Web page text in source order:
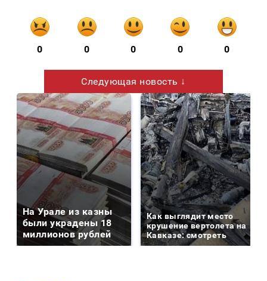
0 0 0 0 0
Следующая новость ↓
На Урале из казны
были украдены 18
миллионов рублей
Как выглядит место
крушение вертолета на
Кавказе: смотреть